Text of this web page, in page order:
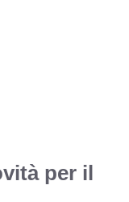
per il